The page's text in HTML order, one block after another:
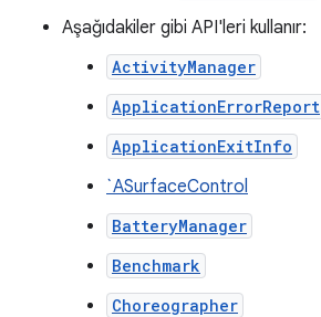
Aşağıdakiler gibi API'leri kullanır:
ActivityManager
ApplicationErrorReport
ApplicationExitInfo
`ASurfaceControl
BatteryManager
Benchmark
Choreographer